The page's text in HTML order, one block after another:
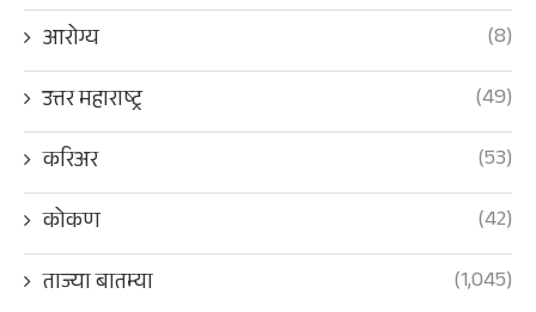
आरोग्य
(8)
उत्तर महाराष्ट्र
(49)
करिअर
(53)
कोकण
(42)
ताज्या बातम्या
(1,045)